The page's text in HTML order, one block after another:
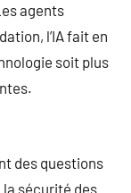
agents
l’IA fait en
soit plus
des questions
sécurité des